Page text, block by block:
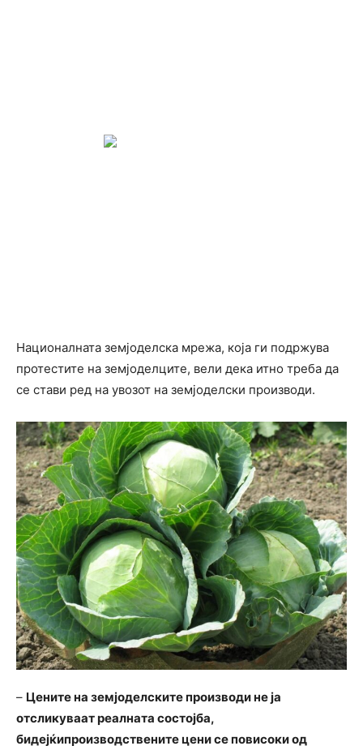
Националната земјоделска мрежа, која ги подржува
протестите на земјоделците, вели дека итно треба да
се стави ред на увозот на земјоделски производи.
– Цените на земјоделските производи не ја
отсликуваат реалната состојба,
бидејќипроизводствените цени се повисоки од